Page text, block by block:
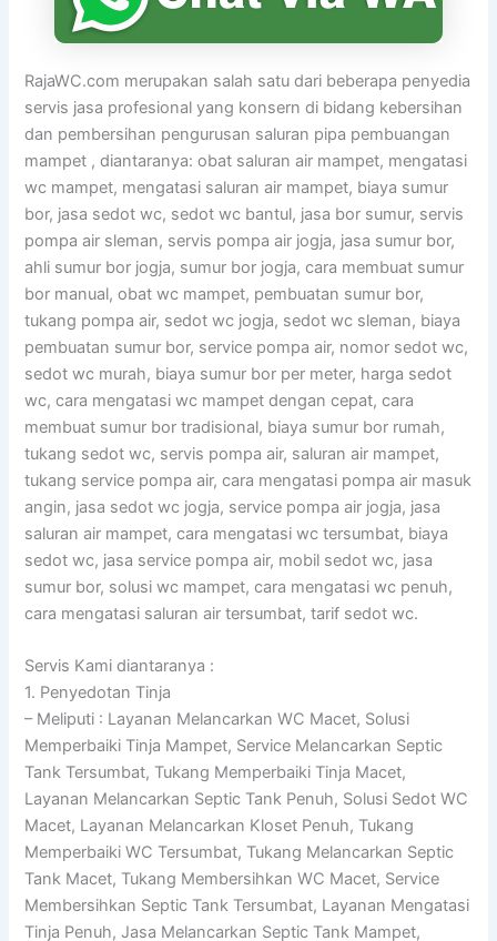
RajaWC.com merupakan salah satu dari beberapa penyedia
servis jasa profesional yang konsern di bidang kebersihan
dan pembersihan pengurusan saluran pipa pembuangan
mampet , diantaranya: obat saluran air mampet, mengatasi
wc mampet, mengatasi saluran air mampet, biaya sumur
bor, jasa sedot wc, sedot wc bantul, jasa bor sumur, servis
pompa air sleman, servis pompa air jogja, jasa sumur bor,
ahli sumur bor jogja, sumur bor jogja, cara membuat sumur
bor manual, obat wc mampet, pembuatan sumur bor,
tukang pompa air, sedot wc jogja, sedot wc sleman, biaya
pembuatan sumur bor, service pompa air, nomor sedot wc,
sedot wc murah, biaya sumur bor per meter, harga sedot
wc, cara mengatasi wc mampet dengan cepat, cara
membuat sumur bor tradisional, biaya sumur bor rumah,
tukang sedot wc, servis pompa air, saluran air mampet,
tukang service pompa air, cara mengatasi pompa air masuk
angin, jasa sedot wc jogja, service pompa air jogja, jasa
saluran air mampet, cara mengatasi wc tersumbat, biaya
sedot wc, jasa service pompa air, mobil sedot wc, jasa
sumur bor, solusi wc mampet, cara mengatasi wc penuh,
cara mengatasi saluran air tersumbat, tarif sedot wc.
Servis Kami diantaranya :
1. Penyedotan Tinja
– Meliputi : Layanan Melancarkan WC Macet, Solusi
Memperbaiki Tinja Mampet, Service Melancarkan Septic
Tank Tersumbat, Tukang Memperbaiki Tinja Macet,
Layanan Melancarkan Septic Tank Penuh, Solusi Sedot WC
Macet, Layanan Melancarkan Kloset Penuh, Tukang
Memperbaiki WC Tersumbat, Tukang Melancarkan Septic
Tank Macet, Tukang Membersihkan WC Macet, Service
Membersihkan Septic Tank Tersumbat, Layanan Mengatasi
Tinja Penuh, Jasa Melancarkan Septic Tank Mampet,